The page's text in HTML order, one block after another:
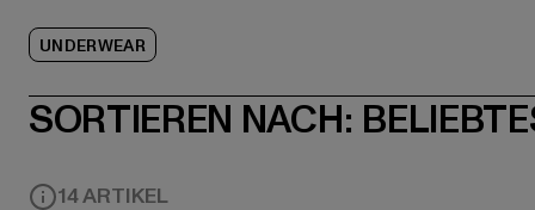
UNDERWEAR
SORTIEREN NACH:
14 ARTIKEL